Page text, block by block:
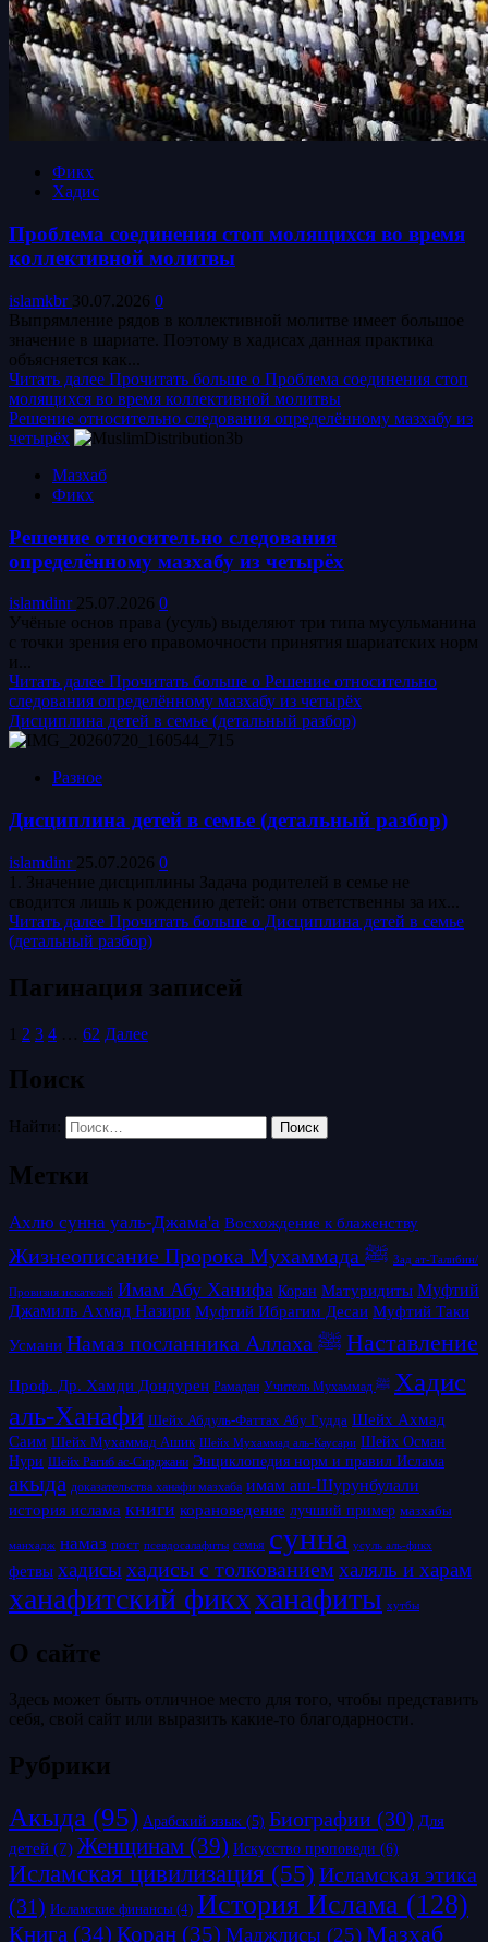
Фикх
Хадис
Проблема соединения стоп молящихся во время
коллективной молитвы
islamkbr 30.07.2026 0
Выпрямление рядов в коллективной молитве имеет большое
значение в шариате. Поэтому в хадисах данная практика
объясняется как...
Читать далее Прочитать больше о Проблема соединения стоп
молящихся во время коллективной молитвы
Решение относительно следования определённому мазхабу из
четырёх
Мазхаб
Фикх
Решение относительно следования
определённому мазхабу из четырёх
islamdinr 25.07.2026 0
Учёные основ права (усуль) выделяют три типа мусульманина
с точки зрения его правомочности принятия шариатских норм
и...
Читать далее Прочитать больше о Решение относительно
следования определённому мазхабу из четырёх
Дисциплина детей в семье (детальный разбор)
Разное
Дисциплина детей в семье (детальный разбор)
islamdinr 25.07.2026 0
1. Значение дисциплины Задача родителей в семье не
сводится лишь к рождению детей: они ответственны за их...
Читать далее Прочитать больше о Дисциплина детей в семье
(детальный разбор)
Пагинация записей
1 2 3 4 … 62 Далее
Поиск
Найти:
Метки
Ахлю сунна уаль-Джама'а Восхождение к блаженству
Жизнеописание Пророка Мухаммада ﷺ Зад ат-Талибин/
Провизия искателей Имам Абу Ханифа Коран Матуридиты Муфтий
Джамиль Ахмад Назири Муфтий Ибрагим Десаи Муфтий Таки
Усмани
Намаз посланника Аллаха ﷺ Наставление
Проф. Др. Хамди Дондурен Рамадан Учитель Мухаммад ﷺ Хадис
аль-Ханафи Шейх Абдуль-Фаттах Абу Гудда Шейх Ахмад
Саим Шейх Мухаммад Ашик Шейх Мухаммад аль-Каусари Шейх Осман
Нури Шейх Рагиб ас-Сирджани Энциклопедия норм и правил Ислама
акыда доказательства ханафи мазхаба имам аш-Шурунбулали
история ислама книги корановедение лучший пример мазхабы
манхадж намаз пост псевдосалафиты семья сунна усуль аль-фикх
фетвы хадисыхадисы с толкованием халяль и харам
ханафитский фикхханафиты хутбы
О сайте
Здесь может быть отличное место для того, чтобы представить
себя, свой сайт или выразить какие-то благодарности.
Рубрики
Акыда (95) Арабский язык (5) Биографии (30) Для
детей (7) Женщинам (39) Искусство проповеди (6)
Исламская цивилизация (55) Исламская этика
(31) Исламские финансы (4) История Ислама (128)
Книга (34) Коран (35) Маджлисы (25)Мазхаб